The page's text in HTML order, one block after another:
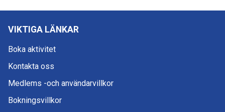
VIKTIGA LÄNKAR
Boka aktivitet
Kontakta oss
Medlems -och användarvillkor
Bokningsvillkor